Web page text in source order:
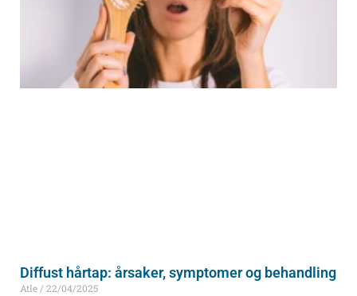
Diffust hårtap: årsaker, symptomer og behandling
Atle 22/04/2025